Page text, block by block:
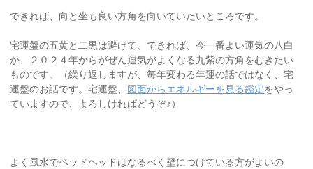
できれば、向と坐も良い方角を向いていたいところです。
宅運盤の五黄と二黒は避けて、できれば、今一番よい運気の八白
か、２０２４年からがぜん運気がよくなる九紫の方角をむきたい
ものです。（繰り返しますが、毎年変わる年運の話ではなく、宅
運盤のお話です。宅運盤、 図面からエネルギーを見る鑑定をやっ
ていますので、よろしければどうぞ♪）
よく風水でベッドヘッドはなるべく壁につけている方がよいの